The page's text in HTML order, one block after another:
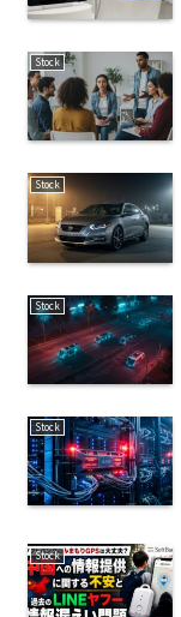
Stock
Stock
Stock
Stock
Stock